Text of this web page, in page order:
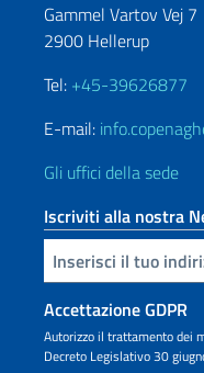
Gammel Vartov Vej 7
2900 Hellerup
Tel: +45-39626877
E-mail:
Gli uffici della sede
Iscriviti alla nostra
Inserisci la tua email
Accettazione GDPR
Autorizzo il trattamento dei
Decreto Legislativo 30